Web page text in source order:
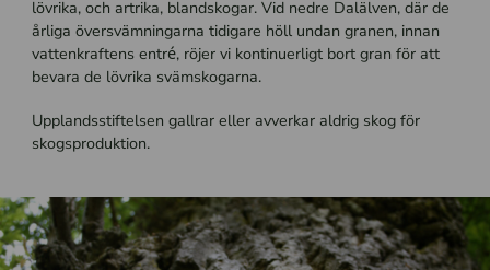
lövrika, och artrika, blandskogar. Vid nedre Dalälven, där de
årliga översvämningarna tidigare höll undan granen, innan
vattenkraftens entré, röjer vi kontinuerligt bort gran för att
bevara de lövrika svämskogarna.
Upplandsstiftelsen gallrar eller avverkar aldrig skog för
skogsproduktion.